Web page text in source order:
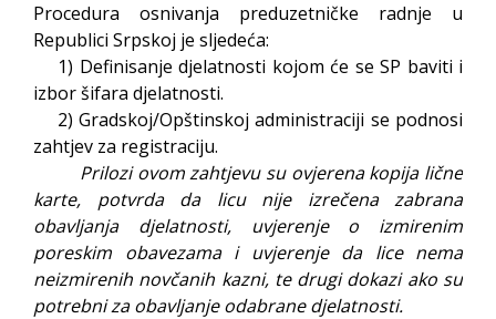
Procedura osnivanja preduzetničke radnje u
Republici Srpskoj je sljedeća:
1) Definisanje djelatnosti kojom će se SP baviti i
izbor šifara djelatnosti.
2) Gradskoj/Opštinskoj administraciji se podnosi
zahtjev za registraciju.
Prilozi ovom zahtjevu su ovjerena kopija lične
karte, potvrda da licu nije izrečena zabrana
obavljanja djelatnosti, uvjerenje o izmirenim
poreskim obavezama i uvjerenje da lice nema
neizmirenih novčanih kazni, te drugi dokazi ako su
potrebni za obavljanje odabrane djelatnosti.